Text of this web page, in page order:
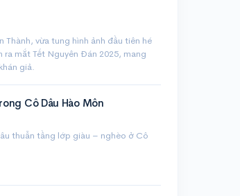
Thành, vừa tung hình ảnh đầu tiên hé
ra mắt Tết Nguyên Đán 2025, mang
giả.
Cô Dâu Hào Môn
thuẫn tầng lớp giàu – nghèo ở Cô